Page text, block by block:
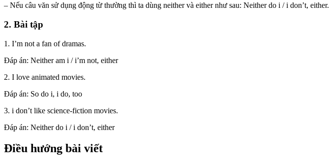
– Nếu câu văn sử dụng động từ thường thì ta dùng neither và either như sau: Neither do i / i don’t, either.
2. Bài tập
1. I’m not a fan of dramas.
Đáp án: Neither am i / i’m not, either
2. I love animated movies.
Đáp án: So do i, i do, too
3. i don’t like science-fiction movies.
Đáp án: Neither do i / i don’t, either
Điều hướng bài viết